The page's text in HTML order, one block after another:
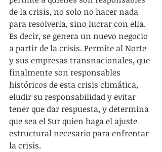
de la crisis, no solo no hacer nada
para resolverla, sino lucrar con ella.
Es decir, se genera un nuevo negocio
a partir de la crisis. Permite al Norte
y sus empresas transnacionales, que
finalmente son responsables
históricos de esta crisis climática,
eludir su responsabilidad y evitar
tener que dar respuesta, y determina
que sea el Sur quien haga el ajuste
estructural necesario para enfrentar
la crisis.